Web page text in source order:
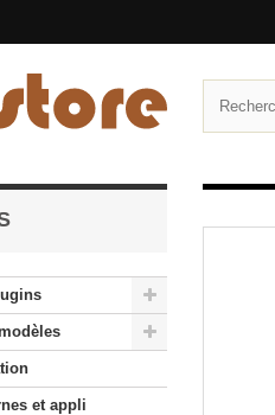
et appli